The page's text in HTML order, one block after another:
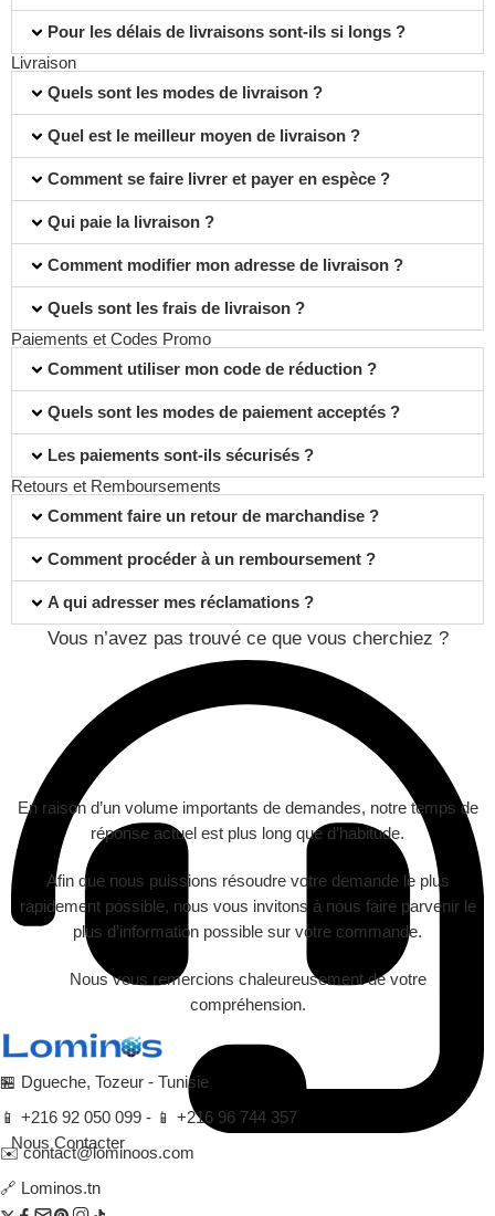
Pour les délais de livraisons sont-ils si longs ?
Livraison
Quels sont les modes de livraison ?
Quel est le meilleur moyen de livraison ?
Comment se faire livrer et payer en espèce ?
Qui paie la livraison ?
Comment modifier mon adresse de livraison ?
Quels sont les frais de livraison ?
Paiements et Codes Promo
Comment utiliser mon code de réduction ?
Quels sont les modes de paiement acceptés ?
Les paiements sont-ils sécurisés ?
Retours et Remboursements
Comment faire un retour de marchandise ?
Comment procéder à un remboursement ?
A qui adresser mes réclamations ?
Vous n’avez pas trouvé ce que vous cherchiez ?
Nous Contacter
En raison d’un volume importants de demandes, notre temps de
réponse actuel est plus long que d’habitude.
Afin que nous puissions résoudre votre demande le plus
rapidement possible, nous vous invitons à nous faire parvenir le
plus d’information possible sur votre commande.
Nous vous remercions chaleureusement de votre
compréhension.
🏪 Dgueche, Tozeur - Tunisie
📱 +216 92 050 099 - 📱 +216 96 744 357
✉️ contact@lominoos.com
🔗 Lominos.tn